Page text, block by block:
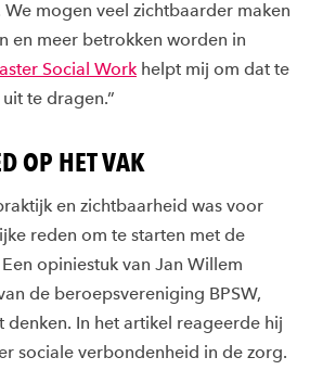
We mogen veel zichtbaarder maken
en meer betrokken worden in
Social Work helpt mij om dat te
te dragen.”
OP HET VAK
en zichtbaarheid was voor
reden om te starten met de
opiniestuk van Jan Willem
de beroepsvereniging BPSW,
denken. In het artikel reageerde hij
sociale verbondenheid in de zorg.